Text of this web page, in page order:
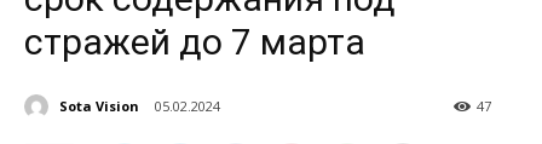
стражей до 7 марта
Sota Vision 05.02.2024 47